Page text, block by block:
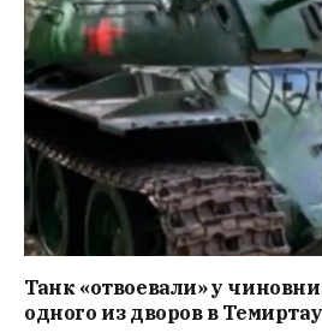
Танк «отвоевали» у
одного из дворов в Темиртау